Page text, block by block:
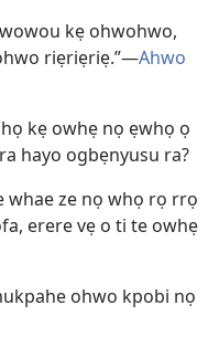
kẹ ohwohwo,
riẹriẹriẹ.”—Ahwo
kẹ owhẹ nọ ẹwhọ ọ
hayo ogbẹnyusu ra?
whae ze nọ whọ rọ rrọ
erere vẹ o ti te owhẹ
ohwo kpobi nọ